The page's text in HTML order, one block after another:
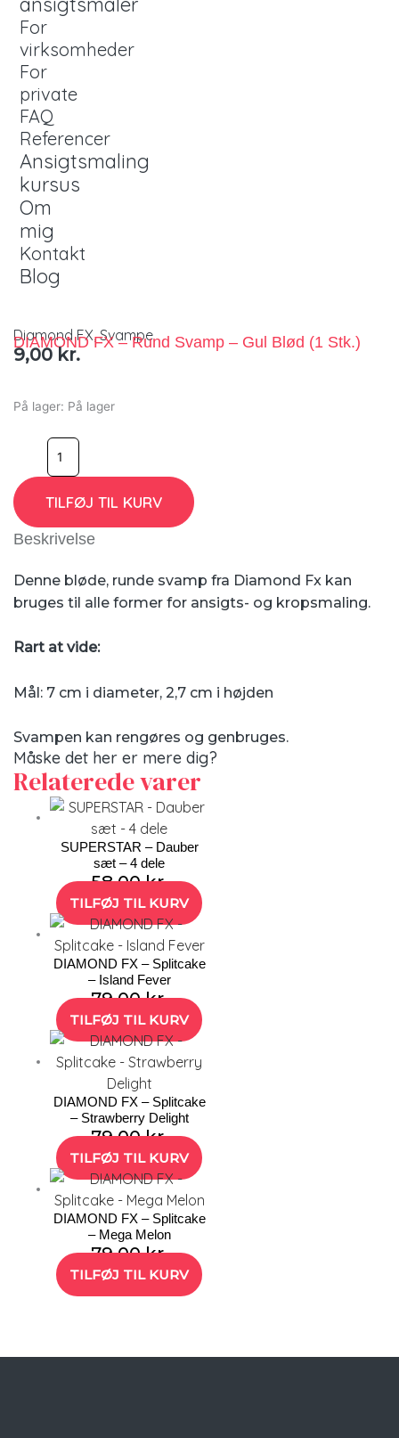
For
virksomheder
For
private
FAQ
Referencer
Ansigtsmaling
kursus
Om
mig
Kontakt
Blog
Diamond FX,Svampe
DIAMOND FX – Rund Svamp – Gul Blød (1 Stk.)
9,00kr.
På lager: På lager
TILFØJ TIL KURV
Beskrivelse
Denne bløde, runde svamp fra Diamond Fx kan
bruges til alle former for ansigts- og kropsmaling.
Rart at vide:
Mål: 7 cm i diameter, 2,7 cm i højden
Svampen kan rengøres og genbruges.
Måske det her er mere dig?
Relaterede varer
SUPERSTAR – Dauber
sæt – 4 dele
58,00kr.
TILFØJ TIL KURV
DIAMOND FX – Splitcake
– Island Fever
79,00kr.
TILFØJ TIL KURV
DIAMOND FX – Splitcake
– Strawberry Delight
79,00kr.
TILFØJ TIL KURV
DIAMOND FX – Splitcake
– Mega Melon
79,00kr.
TILFØJ TIL KURV